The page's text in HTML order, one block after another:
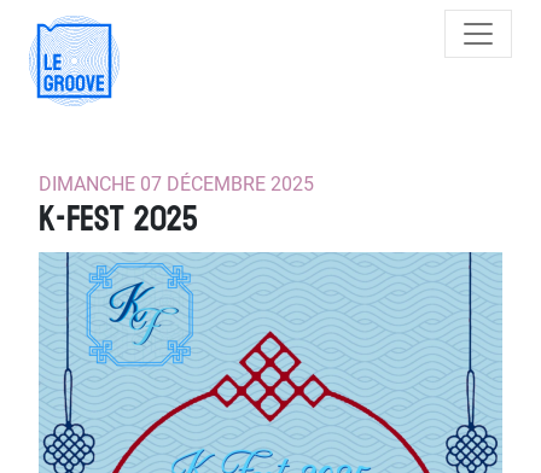
Main Navigation
DIMANCHE 07 DÉCEMBRE 2025
K-Fest 2025